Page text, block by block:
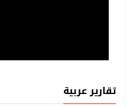
تقارير عربية